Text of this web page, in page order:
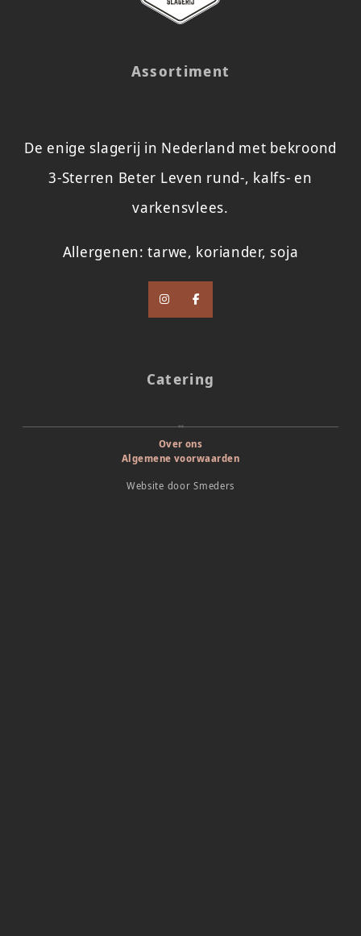
Assortiment
De enige slagerij in Nederland met bekroond
3-Sterren Beter Leven rund-, kalfs- en
varkensvlees.
Allergenen: tarwe, koriander, soja
Catering
Over ons
Algemene voorwaarden
Website doorSmeders